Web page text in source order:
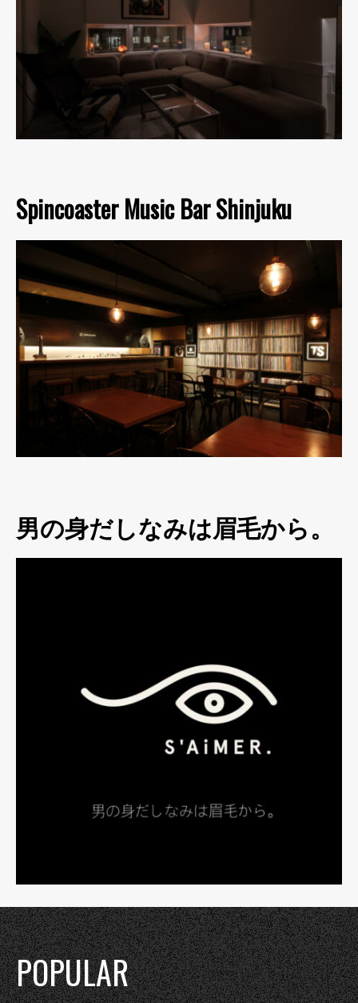
Spincoaster Music Bar Shinjuku
男の身だしなみは眉毛から。
POPULAR